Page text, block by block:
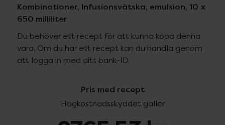
Kombinationer, Infusionsvätska, emulsion, 10 x
650 milliliter
Du behöver ett recept för att kunna köpa denna
vara. Om du har ett recept kan du handla genom
att logga in med ditt bank-ID.
Pris med recept
Högkostnadsskyddet gäller